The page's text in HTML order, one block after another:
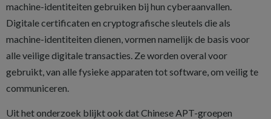
machine-identiteiten gebruiken bij hun cyberaanvallen.
Digitale certificaten en cryptografische sleutels die als
machine-identiteiten dienen, vormen namelijk de basis voor
alle veilige digitale transacties. Ze worden overal voor
gebruikt, van alle fysieke apparaten tot software, om veilig te
communiceren.
Uit het onderzoek blijkt ook dat Chinese APT-groepen